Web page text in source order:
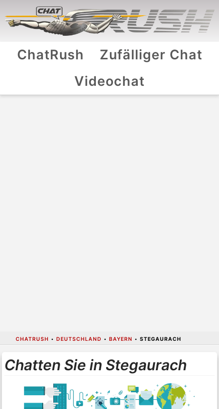
ChatRush
Zufälliger Chat
Videochat
CHATRUSH • DEUTSCHLAND • BAYERN • STEGAURACH
Chatten Sie in Stegaurach